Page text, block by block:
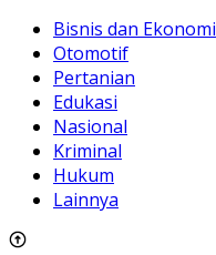
Bisnis dan Ekonomi
Otomotif
Pertanian
Edukasi
Nasional
Kriminal
Hukum
Lainnya